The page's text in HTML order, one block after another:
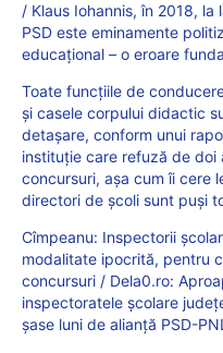
/ Klaus Iohannis, în 2018, la
PSD este eminamente
educațional – o eroare
Toate funcțiile de
și casele corpului didactic
detașare, conform unui
instituție care refuză de doi
concursuri, așa cum îi cere
directori de școli sunt puși
Cîmpeanu: Inspectorii
modalitate ipocrită, pentru
concursuri / Dela0.ro:
inspectoratele școlare
șase luni de alianță PSD-PNL